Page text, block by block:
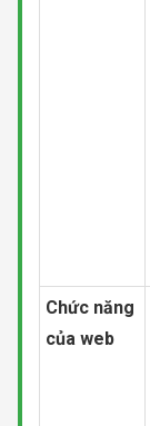
Chức năng
của web